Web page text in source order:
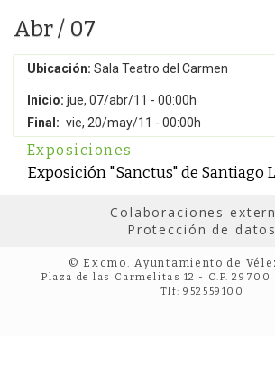
Abr / 07
Ubicación: Sala Teatro del Carmen
Inicio: jue, 07/abr/11 - 00:00h
Final: vie, 20/may/11 - 00:00h
Exposiciones
Exposición "Sanctus" de Santiago
Colaboraciones
Protección de datos
© Excmo. Ayuntamiento de
Plaza de las Carmelitas 12 - C.P. 29700
Tlf: 952559100